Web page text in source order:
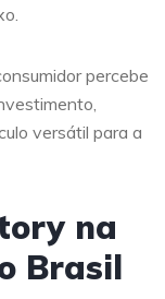
percebe
versátil para a
na
Brasil